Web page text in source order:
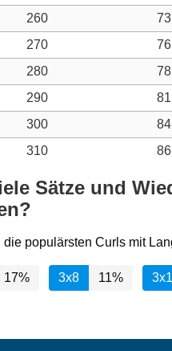
260
73
270
76
280
78
290
81
300
84
310
86
Sätze und
die populärsten Curls mit
17% 3x8 11%